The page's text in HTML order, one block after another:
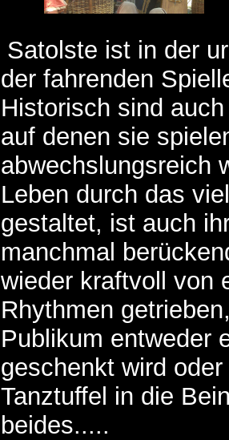
Satolste ist in der
der fahrenden
Historisch sind
auf denen sie
abwechslungsreich
Leben durch das
gestaltet, ist auch
manchmal
wieder kraftvoll von
Rhythmen
Publikum entweder
geschenkt wird
Tanztuffel in die
beides.....